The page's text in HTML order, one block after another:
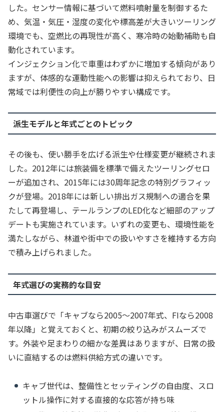
した。センサー情報に基づいて燃料噴射量を制御するた
め、気温・気圧・湿度の変化や標高差が大きいツーリング
環境でも、空燃比の再現性が高く、寒冷時の始動補助も自
動化されています。
インジェクション化で車重はわずかに増加する傾向があり
ますが、体感的な運動性能への影響は抑えられており、日
常域では利便性の向上が勝りやすい構成です。
派生モデルと年式ごとのトピック
その後も、使い勝手を広げる派生や仕様変更が継続されま
した。2012年には旅装備を標準で備えたツーリングセロ
ーが追加され、2015年には30周年記念の特別グラフィッ
クが登場。2018年には新しい排出ガス規制への適合を果
たして再登場し、テールランプのLED化など細部のアップ
デートも実施されています。いずれの変更も、環境性能を
満たしながら、林道や街中での扱いやすさを維持する方向
で積み上げられました。
年式選びの実務的な目安
中古車選びで「キャブなら2005〜2007年式、FIなら2008
年以降」と覚えておくと、初期の絞り込みがスムーズで
す。外装や足まわりの細かな差異はありますが、日常の扱
いに直結するのは燃料供給方式の違いです。
キャブ世代は、整備性とセッティングの自由度、スロ
ットル操作に対する直接的な応答が持ち味